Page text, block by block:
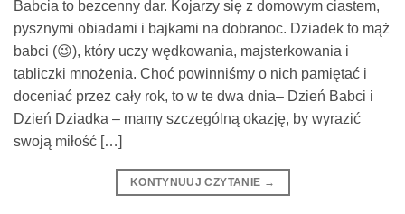
Babcia to bezcenny dar. Kojarzy się z domowym ciastem,
pysznymi obiadami i bajkami na dobranoc. Dziadek to mąż
babci (😉), który uczy wędkowania, majsterkowania i
tabliczki mnożenia. Choć powinniśmy o nich pamiętać i
doceniać przez cały rok, to w te dwa dnia– Dzień Babci i
Dzień Dziadka – mamy szczególną okazję, by wyrazić
swoją miłość […]
KONTYNUUJ CZYTANIE →